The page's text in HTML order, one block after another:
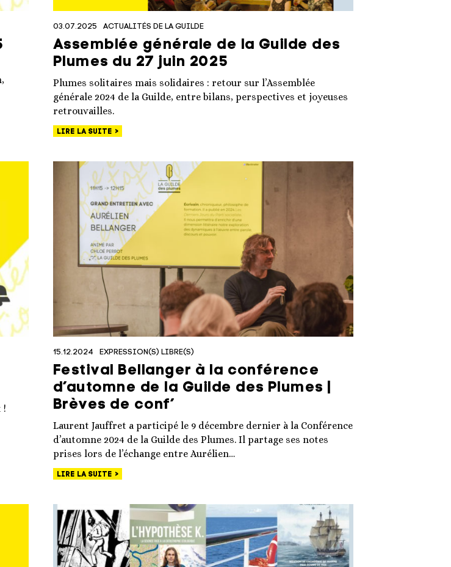
03.07.2025 ACTUALITÉS DE LA GUILDE
Assemblée générale de la Guilde des
Plumes du 27 juin 2025
Plumes solitaires mais solidaires : retour sur l’Assemblée
générale 2024 de la Guilde, entre bilans, perspectives et joyeuses
retrouvailles.
LIRE LA SUITE
!
15.12.2024 EXPRESSION(S) LIBRE(S)
Festival Bellanger à la conférence
d’automne de la Guilde des Plumes |
Brèves de conf’
Laurent Jauffret a participé le 9 décembre dernier à la Conférence
d’automne 2024 de la Guilde des Plumes. Il partage ses notes
prises lors de l’échange entre Aurélien…
LIRE LA SUITE